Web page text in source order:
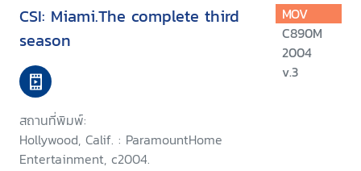
CSI: Miami.The complete third
season
สถานที่พิมพ์:
Hollywood, Calif. : ParamountHome
Entertainment, c2004.
MOV
C890M
2004
v.3